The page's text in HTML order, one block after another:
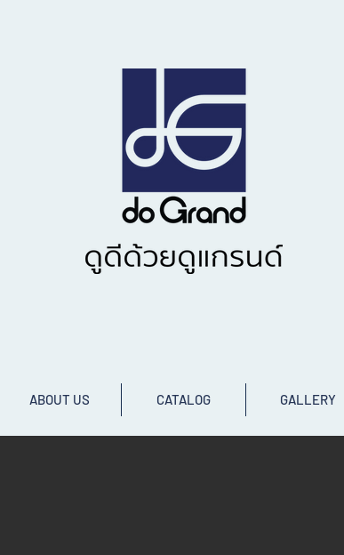
ABOUT US CATALOG GALLERY